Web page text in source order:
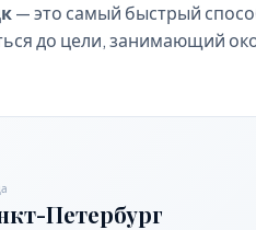
— это самый быстрый
до цели, занимающий
Петербург